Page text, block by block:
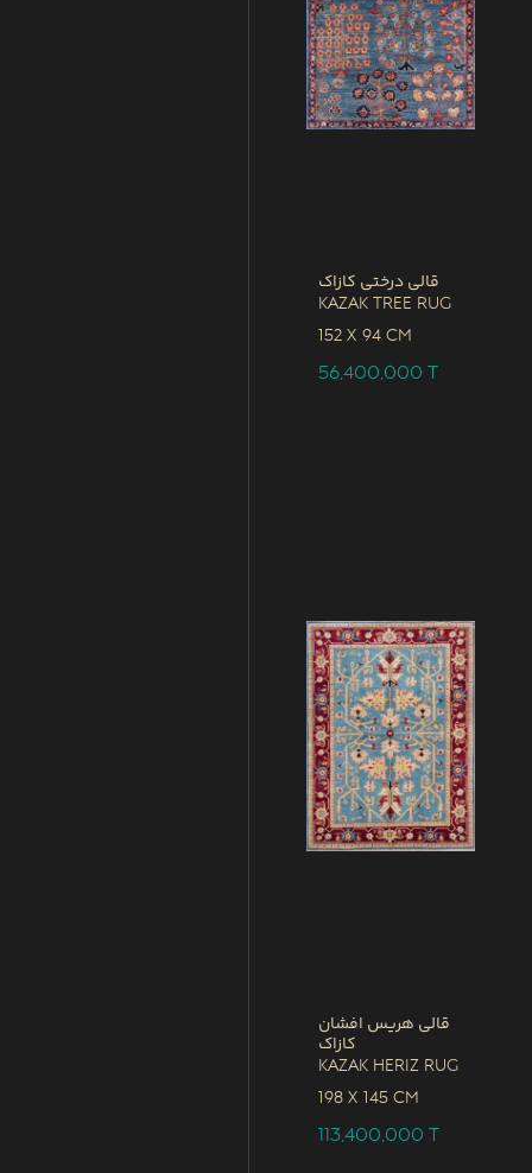
قالی درختی کازاک
Kazak Tree Rug
152 x 94 CM
56,400,000T
قالی هریس افشان
کازاک
Kazak Heriz Rug
198 x 145 CM
113,400,000T